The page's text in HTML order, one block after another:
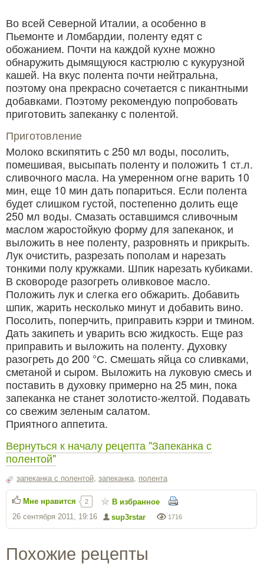
Во всей Северной Италии, а особенно в
Пьемонте и Ломбардии, поленту едят с
обожанием. Почти на каждой кухне можно
обнаружить дымящуюся кастрюлю с кукурузной
кашей. На вкус полента почти нейтральна,
поэтому она прекрасно сочетается с пикантными
добавками. Поэтому рекомендую попробовать
приготовить запеканку с полентой.
Приготовление
Молоко вскипятить с 250 мл воды, посолить,
помешивая, высыпать поленту и положить 1 ст.л.
сливочного масла. На умеренном огне варить 10
мин, еще 10 мин дать попариться. Если полента
будет слишком густой, постепенно долить еще
250 мл воды. Смазать оставшимся сливочным
маслом жаростойкую форму для запеканок, и
выложить в нее поленту, разровнять и прикрыть.
Лук очистить, разрезать пополам и нарезать
тонкими полу кружками. Шпик нарезать кубиками.
В сковороде разогреть оливковое масло.
Положить лук и слегка его обжарить. Добавить
шпик, жарить несколько минут и добавить вино.
Посолить, поперчить, приправить кэрри и тмином.
Дать закипеть и уварить всю жидкость. Еще раз
приправить и выложить на поленту. Духовку
разогреть до 200 °С. Смешать яйца со сливками,
сметаной и сыром. Выложить на луковую смесь и
поставить в духовку примерно на 25 мин, пока
запеканка не станет золотисто-желтой. Подавать
со свежим зеленым салатом.
Приятного аппетита.
Вернуться к началу рецепта "Запеканка с
полентой"
запеканка с полентой запеканка полента
1716
sup3rstar
26 сентября 2011, 19:16
Мне нравится 2 В избранное
Похожие рецепты